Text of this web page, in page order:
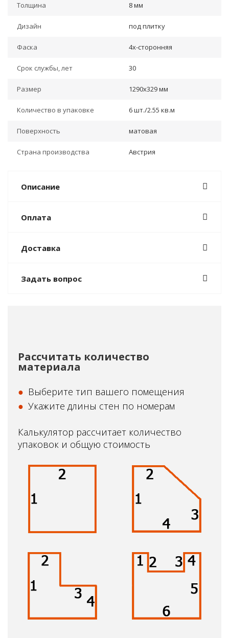
Толщина 8 мм
Дизайн под плитку
Фаска 4х-сторонняя
Срок службы, лет 30
Размер 1290x329 мм
Количество в упаковке 6 шт./2.55 кв.м
Поверхность матовая
Страна производства Австрия
Описание
Оплата
Доставка
Задать вопрос
Рассчитать количество
материала
Выберите тип вашего помещения
Укажите длины стен по номерам
Калькулятор рассчитает количество
упаковок и общую стоимость